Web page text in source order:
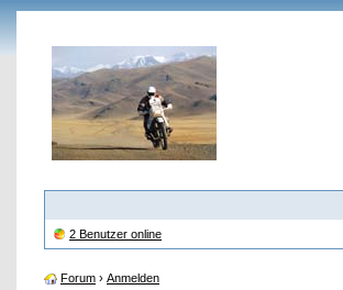
2 Benutzer online
Forum › Anmelden